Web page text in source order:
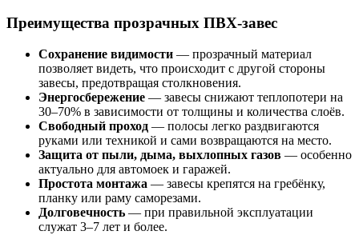
Преимущества прозрачных ПВХ-завес
Сохранение видимости — прозрачный материал
позволяет видеть, что происходит с другой стороны
завесы, предотвращая столкновения.
Энергосбережение — завесы снижают теплопотери на
30–70% в зависимости от толщины и количества слоёв.
Свободный проход — полосы легко раздвигаются
руками или техникой и сами возвращаются на место.
Защита от пыли, дыма, выхлопных газов — особенно
актуально для автомоек и гаражей.
Простота монтажа — завесы крепятся на гребёнку,
планку или раму саморезами.
Долговечность — при правильной эксплуатации
служат 3–7 лет и более.